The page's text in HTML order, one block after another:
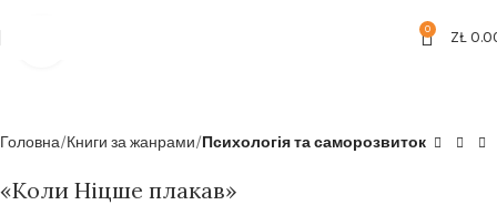
0 ZŁ
Головна Книги за жанрами Психологія та саморозвиток
«Коли Ніцше плакав»